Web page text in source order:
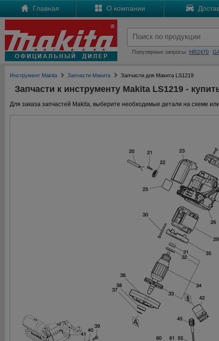
Главная О компании
Популярные запросы: HR2470
Инструмент Makita Запчасти Макита Запчасти для Макита LS1219
Запчасти к инструменту Makita LS1219 -
Для заказа запчастей Makita, выберите необходимые детали на схеме